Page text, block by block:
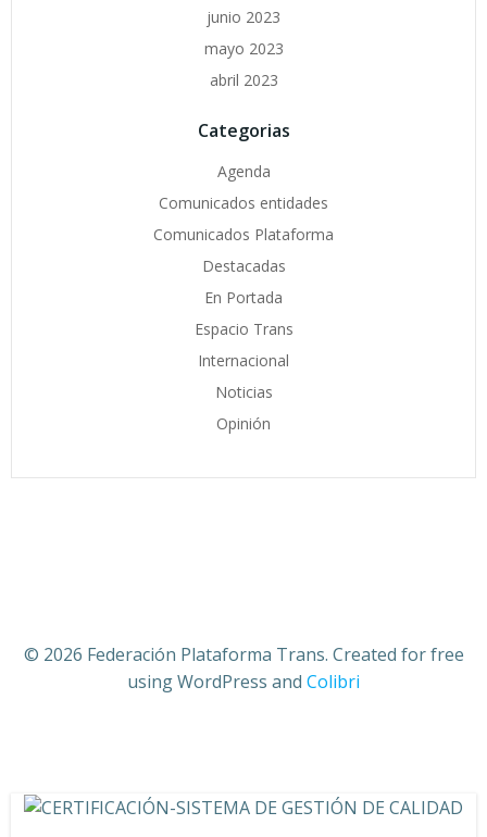
junio 2023
mayo 2023
abril 2023
Categorias
Agenda
Comunicados entidades
Comunicados Plataforma
Destacadas
En Portada
Espacio Trans
Internacional
Noticias
Opinión
© 2026 Federación Plataforma Trans. Created for free
using WordPress and Colibri